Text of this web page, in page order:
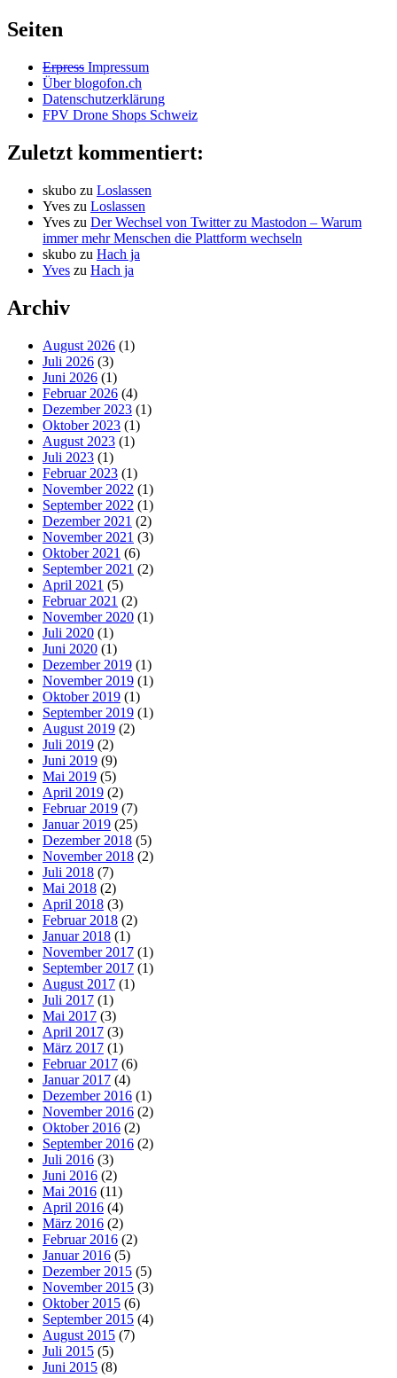
Seiten
Erpress Impressum
Über blogofon.ch
Datenschutzerklärung
FPV Drone Shops Schweiz
Zuletzt kommentiert:
skubo zu Loslassen
Yves zu Loslassen
Yves zu Der Wechsel von Twitter zu Mastodon – Warum
immer mehr Menschen die Plattform wechseln
skubo zu Hach ja
Yves zu Hach ja
Archiv
August 2026 (1)
Juli 2026 (3)
Juni 2026 (1)
Februar 2026 (4)
Dezember 2023 (1)
Oktober 2023 (1)
August 2023 (1)
Juli 2023 (1)
Februar 2023 (1)
November 2022 (1)
September 2022 (1)
Dezember 2021 (2)
November 2021 (3)
Oktober 2021 (6)
September 2021 (2)
April 2021 (5)
Februar 2021 (2)
November 2020 (1)
Juli 2020 (1)
Juni 2020 (1)
Dezember 2019 (1)
November 2019 (1)
Oktober 2019 (1)
September 2019 (1)
August 2019 (2)
Juli 2019 (2)
Juni 2019 (9)
Mai 2019 (5)
April 2019 (2)
Februar 2019 (7)
Januar 2019 (25)
Dezember 2018 (5)
November 2018 (2)
Juli 2018 (7)
Mai 2018 (2)
April 2018 (3)
Februar 2018 (2)
Januar 2018 (1)
November 2017 (1)
September 2017 (1)
August 2017 (1)
Juli 2017 (1)
Mai 2017 (3)
April 2017 (3)
März 2017 (1)
Februar 2017 (6)
Januar 2017 (4)
Dezember 2016 (1)
November 2016 (2)
Oktober 2016 (2)
September 2016 (2)
Juli 2016 (3)
Juni 2016 (2)
Mai 2016 (11)
April 2016 (4)
März 2016 (2)
Februar 2016 (2)
Januar 2016 (5)
Dezember 2015 (5)
November 2015 (3)
Oktober 2015 (6)
September 2015 (4)
August 2015 (7)
Juli 2015 (5)
Juni 2015 (8)